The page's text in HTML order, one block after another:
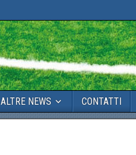
ALTRE NEWS CONTATTI